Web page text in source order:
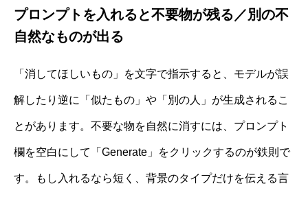
プロンプトを入れると不要物が残る／別の不
自然なものが出る
「消してほしいもの」を文字で指示すると、モデルが誤
解したり逆に「似たもの」や「別の人」が生成されるこ
とがあります。不要な物を自然に消すには、プロンプト
欄を空白にして「Generate」をクリックするのが鉄則で
す。もし入れるなら短く、背景のタイプだけを伝える言